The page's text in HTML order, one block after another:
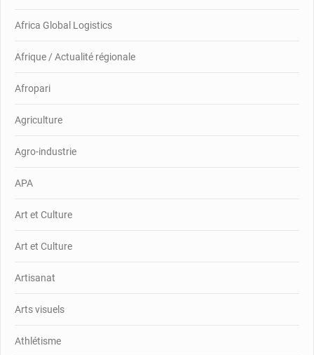
Africa Global Logistics
Afrique / Actualité régionale
Afropari
Agriculture
Agro-industrie
APA
Art et Culture
Art et Culture
Artisanat
Arts visuels
Athlétisme